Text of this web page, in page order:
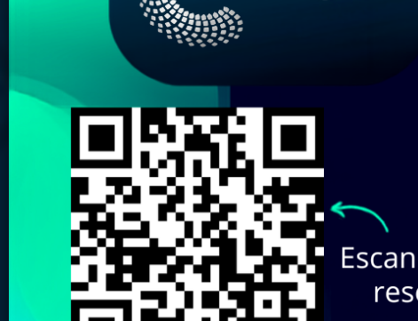
Elige tu almacén más
cercano:
Revisa aquí nuestro
Catálogo de
Marcas
Buscar Limpiar